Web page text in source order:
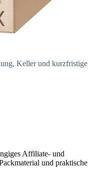
Keller und kurzfristige
Affiliate- und
und praktische